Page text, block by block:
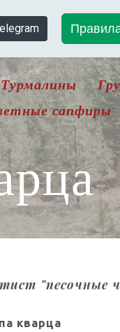
Турмалины
сапфиры
"песочные
кварца